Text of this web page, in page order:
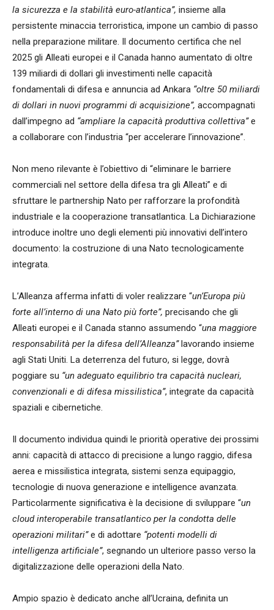
la sicurezza e la stabilità euro-atlantica”, insieme alla
persistente minaccia terroristica, impone un cambio di passo
nella preparazione militare. Il documento certifica che nel
2025 gli Alleati europei e il Canada hanno aumentato di oltre
139 miliardi di dollari gli investimenti nelle capacità
fondamentali di difesa e annuncia ad Ankara “oltre 50 miliardi
di dollari in nuovi programmi di acquisizione”, accompagnati
dall’impegno ad “ampliare la capacità produttiva collettiva”e
a collaborare con l’industria “per accelerare l’innovazione”.
Non meno rilevante è l’obiettivo di “eliminare le barriere
commerciali nel settore della difesa tra gli Alleati” e di
sfruttare le partnership Nato per rafforzare la profondità
industriale e la cooperazione transatlantica. La Dichiarazione
introduce inoltre uno degli elementi più innovativi dell’intero
documento: la costruzione di una Nato tecnologicamente
integrata.
L’Alleanza afferma infatti di voler realizzare “un’Europa più
forte all’interno di una Nato più forte”, precisando che gli
Alleati europei e il Canada stanno assumendo “una maggiore
responsabilità per la difesa dell’Alleanza”lavorando insieme
agli Stati Uniti. La deterrenza del futuro, si legge, dovrà
poggiare su “un adeguato equilibrio tra capacità nucleari,
convenzionali e di difesa missilistica”, integrate da capacità
spaziali e cibernetiche.
Il documento individua quindi le priorità operative dei prossimi
anni: capacità di attacco di precisione a lungo raggio, difesa
aerea e missilistica integrata, sistemi senza equipaggio,
tecnologie di nuova generazione e intelligence avanzata.
Particolarmente significativa è la decisione di sviluppare “un
cloud interoperabile transatlantico per la condotta delle
operazioni militari”e di adottare “potenti modelli di
intelligenza artificiale”, segnando un ulteriore passo verso la
digitalizzazione delle operazioni della Nato.
Ampio spazio è dedicato anche all’Ucraina, definita un